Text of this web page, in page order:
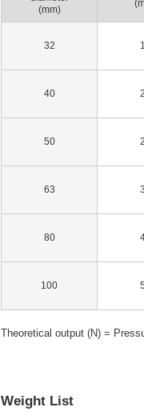
(mm)
32
40
50
63
80
100
Theoretical output (N) =
Weight List